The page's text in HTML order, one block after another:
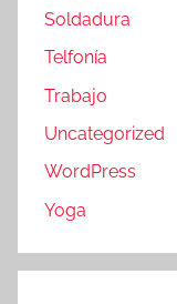
Soldadura
Telfonía
Trabajo
Uncategorized
WordPress
Yoga